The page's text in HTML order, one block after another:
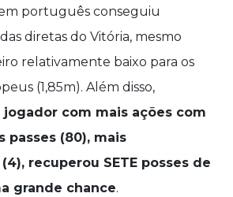
português conseguiu
diretas do Vitória, mesmo
relativamente baixo para os
(1,85m). Além disso,
jogador com mais ações com
passes (80), mais
recuperou SETE posses de
grande chance.